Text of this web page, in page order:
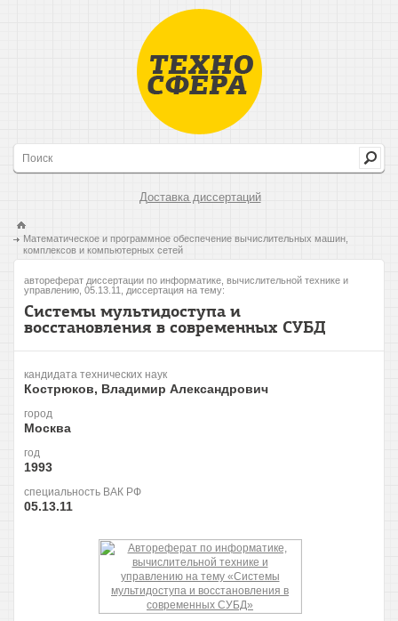
Доставка диссертаций
Математическое и программное обеспечение вычислительных машин,
комплексов и компьютерных сетей
автореферат диссертации по информатике, вычислительной технике и
управлению, 05.13.11, диссертация на тему:
Системы мультидоступа и
восстановления в современных СУБД
кандидата технических наук
Кострюков, Владимир Александрович
город
Москва
год
1993
специальность ВАК РФ
05.13.11